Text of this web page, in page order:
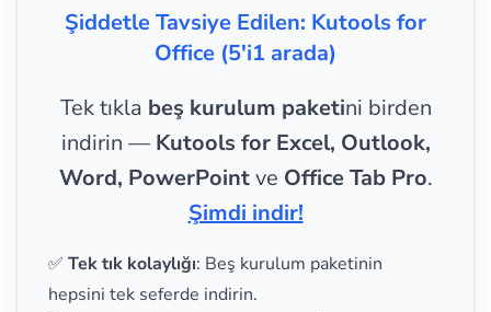
Şiddetle Tavsiye Edilen: Kutools for
Office (5'i1 arada)
Tek tıkla beş kurulum paketini birden
indirin — Kutools for Excel, Outlook,
Word, PowerPointve Office Tab Pro.
Şimdi indir!
✅ Tek tık kolaylığı: Beş kurulum paketinin
hepsini tek seferde indirin.